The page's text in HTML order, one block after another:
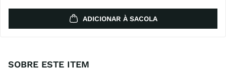
ADICIONAR À SACOLA
SOBRE ESTE ITEM